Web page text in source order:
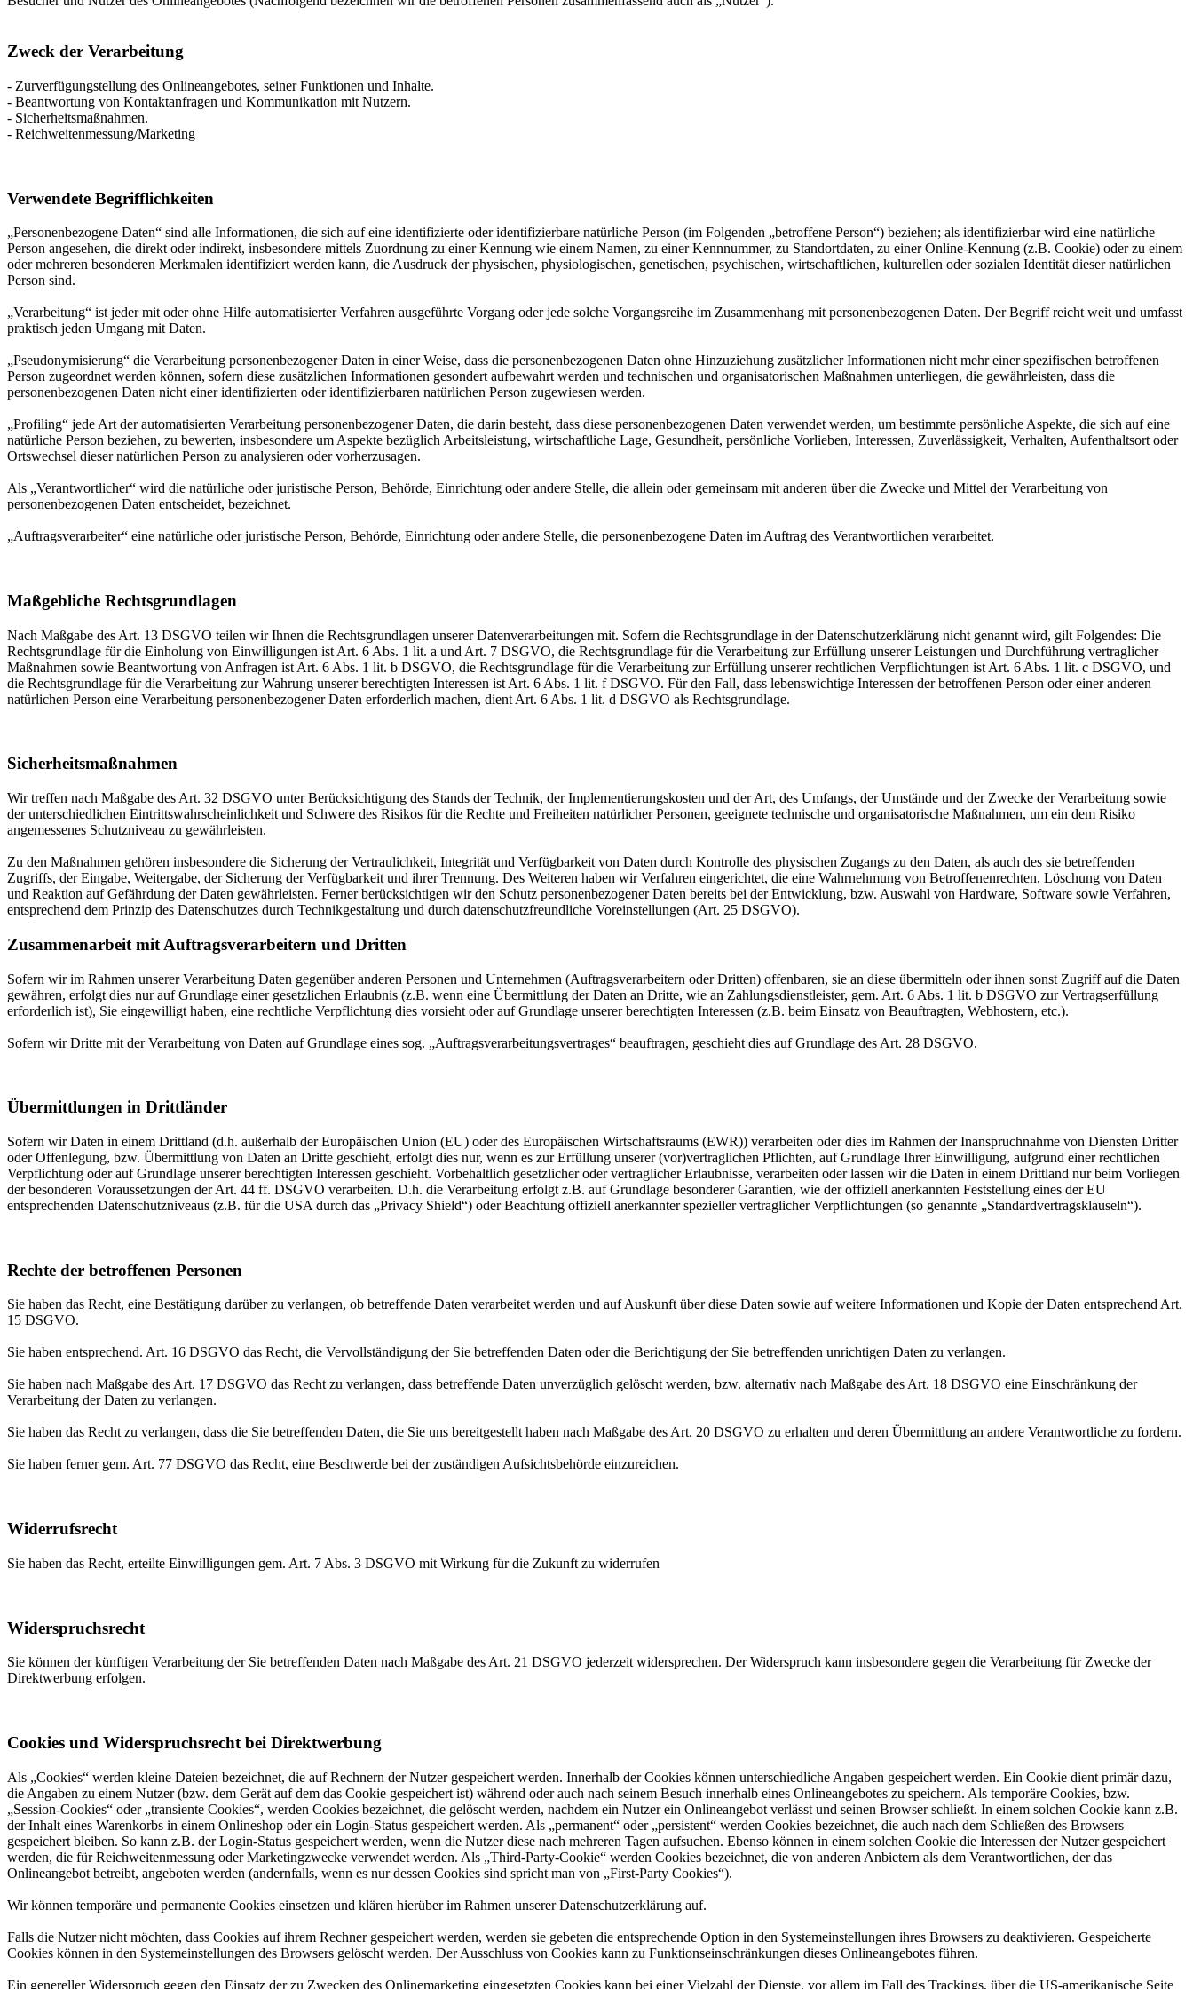
Zweck der Verarbeitung
- Zurverfügungstellung des Onlineangebotes, seiner Funktionen und Inhalte.
- Beantwortung von Kontaktanfragen und Kommunikation mit Nutzern.
- Sicherheitsmaßnahmen.
- Reichweitenmessung/Marketing
Verwendete Begrifflichkeiten
„Personenbezogene Daten“ sind alle Informationen, die sich auf eine identifizierte oder identifizierbare natürliche Person (im Folgenden „betroffene Person“) beziehen; als identifizierbar wird eine natürliche
Person angesehen, die direkt oder indirekt, insbesondere mittels Zuordnung zu einer Kennung wie einem Namen, zu einer Kennnummer, zu Standortdaten, zu einer Online-Kennung (z.B. Cookie) oder zu einem
oder mehreren besonderen Merkmalen identifiziert werden kann, die Ausdruck der physischen, physiologischen, genetischen, psychischen, wirtschaftlichen, kulturellen oder sozialen Identität dieser natürlichen
Person sind.
„Verarbeitung“ ist jeder mit oder ohne Hilfe automatisierter Verfahren ausgeführte Vorgang oder jede solche Vorgangsreihe im Zusammenhang mit personenbezogenen Daten. Der Begriff reicht weit und umfasst
praktisch jeden Umgang mit Daten.
„Pseudonymisierung“ die Verarbeitung personenbezogener Daten in einer Weise, dass die personenbezogenen Daten ohne Hinzuziehung zusätzlicher Informationen nicht mehr einer spezifischen betroffenen
Person zugeordnet werden können, sofern diese zusätzlichen Informationen gesondert aufbewahrt werden und technischen und organisatorischen Maßnahmen unterliegen, die gewährleisten, dass die
personenbezogenen Daten nicht einer identifizierten oder identifizierbaren natürlichen Person zugewiesen werden.
„Profiling“ jede Art der automatisierten Verarbeitung personenbezogener Daten, die darin besteht, dass diese personenbezogenen Daten verwendet werden, um bestimmte persönliche Aspekte, die sich auf eine
natürliche Person beziehen, zu bewerten, insbesondere um Aspekte bezüglich Arbeitsleistung, wirtschaftliche Lage, Gesundheit, persönliche Vorlieben, Interessen, Zuverlässigkeit, Verhalten, Aufenthaltsort oder
Ortswechsel dieser natürlichen Person zu analysieren oder vorherzusagen.
Als „Verantwortlicher“ wird die natürliche oder juristische Person, Behörde, Einrichtung oder andere Stelle, die allein oder gemeinsam mit anderen über die Zwecke und Mittel der Verarbeitung von
personenbezogenen Daten entscheidet, bezeichnet.
„Auftragsverarbeiter“ eine natürliche oder juristische Person, Behörde, Einrichtung oder andere Stelle, die personenbezogene Daten im Auftrag des Verantwortlichen verarbeitet.
Maßgebliche Rechtsgrundlagen
Nach Maßgabe des Art. 13 DSGVO teilen wir Ihnen die Rechtsgrundlagen unserer Datenverarbeitungen mit. Sofern die Rechtsgrundlage in der Datenschutzerklärung nicht genannt wird, gilt Folgendes: Die
Rechtsgrundlage für die Einholung von Einwilligungen ist Art. 6 Abs. 1 lit. a und Art. 7 DSGVO, die Rechtsgrundlage für die Verarbeitung zur Erfüllung unserer Leistungen und Durchführung vertraglicher
Maßnahmen sowie Beantwortung von Anfragen ist Art. 6 Abs. 1 lit. b DSGVO, die Rechtsgrundlage für die Verarbeitung zur Erfüllung unserer rechtlichen Verpflichtungen ist Art. 6 Abs. 1 lit. c DSGVO, und
die Rechtsgrundlage für die Verarbeitung zur Wahrung unserer berechtigten Interessen ist Art. 6 Abs. 1 lit. f DSGVO. Für den Fall, dass lebenswichtige Interessen der betroffenen Person oder einer anderen
natürlichen Person eine Verarbeitung personenbezogener Daten erforderlich machen, dient Art. 6 Abs. 1 lit. d DSGVO als Rechtsgrundlage.
Sicherheitsmaßnahmen
Wir treffen nach Maßgabe des Art. 32 DSGVO unter Berücksichtigung des Stands der Technik, der Implementierungskosten und der Art, des Umfangs, der Umstände und der Zwecke der Verarbeitung sowie
der unterschiedlichen Eintrittswahrscheinlichkeit und Schwere des Risikos für die Rechte und Freiheiten natürlicher Personen, geeignete technische und organisatorische Maßnahmen, um ein dem Risiko
angemessenes Schutzniveau zu gewährleisten.
Zu den Maßnahmen gehören insbesondere die Sicherung der Vertraulichkeit, Integrität und Verfügbarkeit von Daten durch Kontrolle des physischen Zugangs zu den Daten, als auch des sie betreffenden
Zugriffs, der Eingabe, Weitergabe, der Sicherung der Verfügbarkeit und ihrer Trennung. Des Weiteren haben wir Verfahren eingerichtet, die eine Wahrnehmung von Betroffenenrechten, Löschung von Daten
und Reaktion auf Gefährdung der Daten gewährleisten. Ferner berücksichtigen wir den Schutz personenbezogener Daten bereits bei der Entwicklung, bzw. Auswahl von Hardware, Software sowie Verfahren,
entsprechend dem Prinzip des Datenschutzes durch Technikgestaltung und durch datenschutzfreundliche Voreinstellungen (Art. 25 DSGVO).
Zusammenarbeit mit Auftragsverarbeitern und Dritten
Sofern wir im Rahmen unserer Verarbeitung Daten gegenüber anderen Personen und Unternehmen (Auftragsverarbeitern oder Dritten) offenbaren, sie an diese übermitteln oder ihnen sonst Zugriff auf die Daten
gewähren, erfolgt dies nur auf Grundlage einer gesetzlichen Erlaubnis (z.B. wenn eine Übermittlung der Daten an Dritte, wie an Zahlungsdienstleister, gem. Art. 6 Abs. 1 lit. b DSGVO zur Vertragserfüllung
erforderlich ist), Sie eingewilligt haben, eine rechtliche Verpflichtung dies vorsieht oder auf Grundlage unserer berechtigten Interessen (z.B. beim Einsatz von Beauftragten, Webhostern, etc.).
Sofern wir Dritte mit der Verarbeitung von Daten auf Grundlage eines sog. „Auftragsverarbeitungsvertrages“ beauftragen, geschieht dies auf Grundlage des Art. 28 DSGVO.
Übermittlungen in Drittländer
Sofern wir Daten in einem Drittland (d.h. außerhalb der Europäischen Union (EU) oder des Europäischen Wirtschaftsraums (EWR)) verarbeiten oder dies im Rahmen der Inanspruchnahme von Diensten Dritter
oder Offenlegung, bzw. Übermittlung von Daten an Dritte geschieht, erfolgt dies nur, wenn es zur Erfüllung unserer (vor)vertraglichen Pflichten, auf Grundlage Ihrer Einwilligung, aufgrund einer rechtlichen
Verpflichtung oder auf Grundlage unserer berechtigten Interessen geschieht. Vorbehaltlich gesetzlicher oder vertraglicher Erlaubnisse, verarbeiten oder lassen wir die Daten in einem Drittland nur beim Vorliegen
der besonderen Voraussetzungen der Art. 44 ff. DSGVO verarbeiten. D.h. die Verarbeitung erfolgt z.B. auf Grundlage besonderer Garantien, wie der offiziell anerkannten Feststellung eines der EU
entsprechenden Datenschutzniveaus (z.B. für die USA durch das „Privacy Shield“) oder Beachtung offiziell anerkannter spezieller vertraglicher Verpflichtungen (so genannte „Standardvertragsklauseln“).
Rechte der betroffenen Personen
Sie haben das Recht, eine Bestätigung darüber zu verlangen, ob betreffende Daten verarbeitet werden und auf Auskunft über diese Daten sowie auf weitere Informationen und Kopie der Daten entsprechend Art.
15 DSGVO.
Sie haben entsprechend. Art. 16 DSGVO das Recht, die Vervollständigung der Sie betreffenden Daten oder die Berichtigung der Sie betreffenden unrichtigen Daten zu verlangen.
Sie haben nach Maßgabe des Art. 17 DSGVO das Recht zu verlangen, dass betreffende Daten unverzüglich gelöscht werden, bzw. alternativ nach Maßgabe des Art. 18 DSGVO eine Einschränkung der
Verarbeitung der Daten zu verlangen.
Sie haben das Recht zu verlangen, dass die Sie betreffenden Daten, die Sie uns bereitgestellt haben nach Maßgabe des Art. 20 DSGVO zu erhalten und deren Übermittlung an andere Verantwortliche zu fordern.
Sie haben ferner gem. Art. 77 DSGVO das Recht, eine Beschwerde bei der zuständigen Aufsichtsbehörde einzureichen.
Widerrufsrecht
Sie haben das Recht, erteilte Einwilligungen gem. Art. 7 Abs. 3 DSGVO mit Wirkung für die Zukunft zu widerrufen
Widerspruchsrecht
Sie können der künftigen Verarbeitung der Sie betreffenden Daten nach Maßgabe des Art. 21 DSGVO jederzeit widersprechen. Der Widerspruch kann insbesondere gegen die Verarbeitung für Zwecke der
Direktwerbung erfolgen.
Cookies und Widerspruchsrecht bei Direktwerbung
Als „Cookies“ werden kleine Dateien bezeichnet, die auf Rechnern der Nutzer gespeichert werden. Innerhalb der Cookies können unterschiedliche Angaben gespeichert werden. Ein Cookie dient primär dazu,
die Angaben zu einem Nutzer (bzw. dem Gerät auf dem das Cookie gespeichert ist) während oder auch nach seinem Besuch innerhalb eines Onlineangebotes zu speichern. Als temporäre Cookies, bzw.
„Session-Cookies“ oder „transiente Cookies“, werden Cookies bezeichnet, die gelöscht werden, nachdem ein Nutzer ein Onlineangebot verlässt und seinen Browser schließt. In einem solchen Cookie kann z.B.
der Inhalt eines Warenkorbs in einem Onlineshop oder ein Login-Status gespeichert werden. Als „permanent“ oder „persistent“ werden Cookies bezeichnet, die auch nach dem Schließen des Browsers
gespeichert bleiben. So kann z.B. der Login-Status gespeichert werden, wenn die Nutzer diese nach mehreren Tagen aufsuchen. Ebenso können in einem solchen Cookie die Interessen der Nutzer gespeichert
werden, die für Reichweitenmessung oder Marketingzwecke verwendet werden. Als „Third-Party-Cookie“ werden Cookies bezeichnet, die von anderen Anbietern als dem Verantwortlichen, der das
Onlineangebot betreibt, angeboten werden (andernfalls, wenn es nur dessen Cookies sind spricht man von „First-Party Cookies“).
Wir können temporäre und permanente Cookies einsetzen und klären hierüber im Rahmen unserer Datenschutzerklärung auf.
Falls die Nutzer nicht möchten, dass Cookies auf ihrem Rechner gespeichert werden, werden sie gebeten die entsprechende Option in den Systemeinstellungen ihres Browsers zu deaktivieren. Gespeicherte
Cookies können in den Systemeinstellungen des Browsers gelöscht werden. Der Ausschluss von Cookies kann zu Funktionseinschränkungen dieses Onlineangebotes führen.
Ein genereller Widerspruch gegen den Einsatz der zu Zwecken des Onlinemarketing eingesetzten Cookies kann bei einer Vielzahl der Dienste, vor allem im Fall des Trackings, über die US-amerikanische Seite